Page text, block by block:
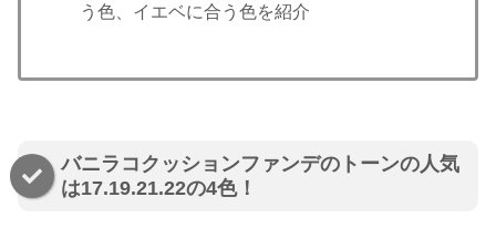
う色、イエベに合う色を紹介
バニラコクッションファンデのトーンの人気
は17.19.21.22の4色！